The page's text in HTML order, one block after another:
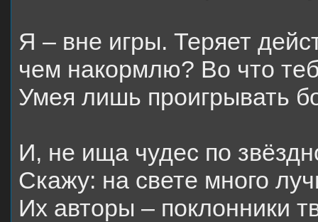
Я – вне игры. Теряет
чем накормлю? Во что
Умея лишь проигрывать
И, не ища чудес по
Скажу: на свете много
Их авторы – поклонники